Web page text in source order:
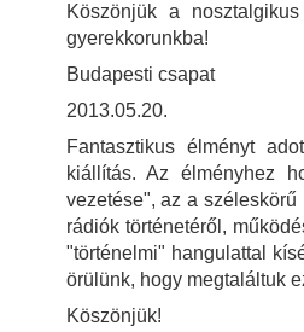
Köszönjük a
gyerekkorunkba!
Budapesti csapat
2013.05.20.
Fantasztikus élményt
kiállítás. Az élményhez
vezetése", az a
rádiók történetéről,
"történelmi" hangulattal
örülünk, hogy megtaláltuk
Köszönjük!